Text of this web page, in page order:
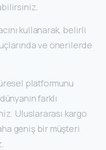
kullanarak, belirli
ve önerilerde
platformunu
farklı
Uluslararası kargo
geniş bir müşteri